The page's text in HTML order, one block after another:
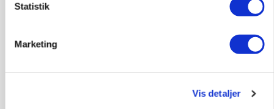
Statistik
Marketing
Vis detaljer